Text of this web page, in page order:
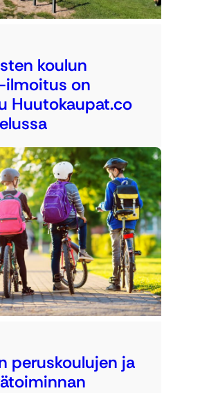
koulun
on
Huutokaupat.co
peruskoulujen ja